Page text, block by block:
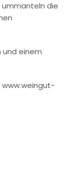
die
und einem
www.weingut-